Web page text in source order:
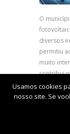
O
diversos
permitiu
muito
contribui
Usamos cookies
nosso site. Se